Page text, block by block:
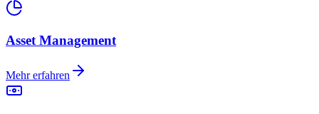
Asset Management
Mehr erfahren